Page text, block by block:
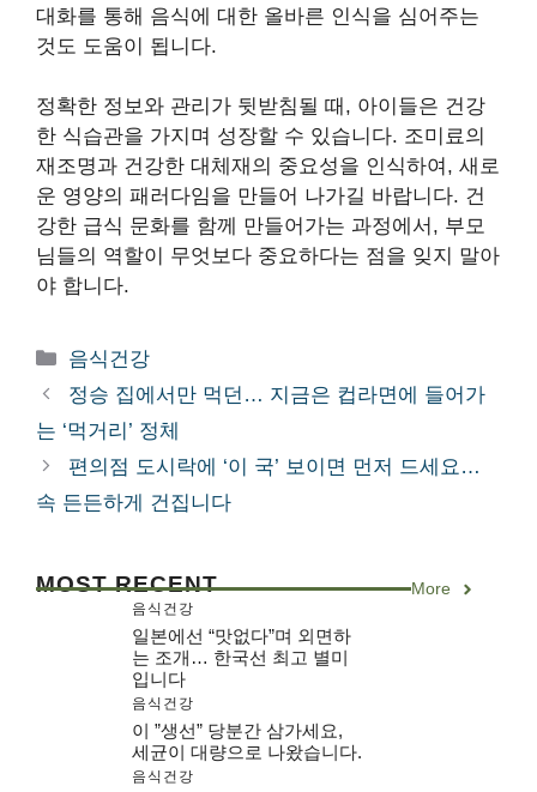
대화를 통해 음식에 대한 올바른 인식을 심어주는
것도 도움이 됩니다.
정확한 정보와 관리가 뒷받침될 때, 아이들은 건강
한 식습관을 가지며 성장할 수 있습니다. 조미료의
재조명과 건강한 대체재의 중요성을 인식하여, 새로
운 영양의 패러다임을 만들어 나가길 바랍니다. 건
강한 급식 문화를 함께 만들어가는 과정에서, 부모
님들의 역할이 무엇보다 중요하다는 점을 잊지 말아
야 합니다.
카
테
리
음식건강
정승 집에서만 먹던… 지금은 컵라면에 들어가
는 ‘먹거리’ 정체
편의점 도시락에 ‘이 국’ 보이면 먼저 드세요…
속 든든하게 건집니다
MOST RECENT More
음식건강
일본에선 “맛없다”며 외면하
는 조개… 한국선 최고 별미
입니다
음식건강
이 ”생선” 당분간 삼가세요,
세균이 대량으로 나왔습니다.
음식건강